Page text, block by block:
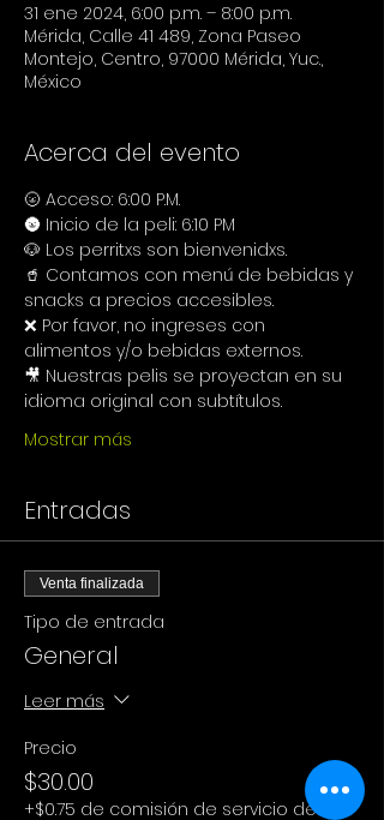
31 ene 2024, 6:00 p.m. – 8:00 p.m.
Mérida, Calle 41 489, Zona Paseo
Montejo, Centro, 97000 Mérida, Yuc.,
México
Acerca del evento
🌝 Acceso: 6:00 P.M.
🌚 Inicio de la peli: 6:10 PM
🐶 Los perritxs son bienvenidxs.
🥤 Contamos con menú de bebidas y
snacks a precios accesibles.
❌ Por favor, no ingreses con
alimentos y/o bebidas externos.
🎥 Nuestras pelis se proyectan en su
idioma original con subtítulos.
Mostrar más
Entradas
Venta finalizada
Tipo de entrada
General
Leer más
Precio
$30.00
+$0.75 de comisión de servicio de